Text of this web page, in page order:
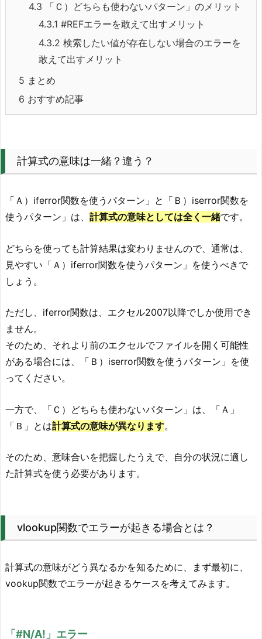
4.3 「Ｃ）どちらも使わないパターン」のメリット
4.3.1 #REFエラーを敢えて出すメリット
4.3.2 検索したい値が存在しない場合のエラーを
敢えて出すメリット
5 まとめ
6 おすすめ記事
計算式の意味は一緒？違う？
「Ａ）iferror関数を使うパターン」と「Ｂ）iserror関数を
使うパターン」は、 計算式の意味としては全く一緒です。
どちらを使っても計算結果は変わりませんので、通常は、
見やすい「Ａ）iferror関数を使うパターン」を使うべきで
しょう。
ただし、iferror関数は、エクセル2007以降でしか使用でき
ません。
そのため、それより前のエクセルでファイルを開く可能性
がある場合には、「Ｂ）iserror関数を使うパターン」を使
ってください。
一方で、「Ｃ）どちらも使わないパターン」は、「Ａ」
「Ｂ」とは計算式の意味が異なります。
そのため、意味合いを把握したうえで、自分の状況に適し
た計算式を使う必要があります。
vlookup関数でエラーが起きる場合とは？
計算式の意味がどう異なるかを知るために、まず最初に、
vookup関数でエラーが起きるケースを考えてみます。
「#N/A!」エラー